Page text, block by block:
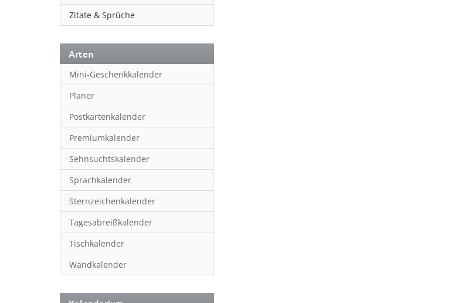
Zitate & Sprüche
Arten
Mini-Geschenkkalender
Planer
Postkartenkalender
Premiumkalender
Sehnsuchtskalender
Sprachkalender
Sternzeichenkalender
Tagesabreißkalender
Tischkalender
Wandkalender